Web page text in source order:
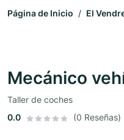
Página de Inicio El
Mecánico
Taller de coches
0.0
(0 Reseñas)